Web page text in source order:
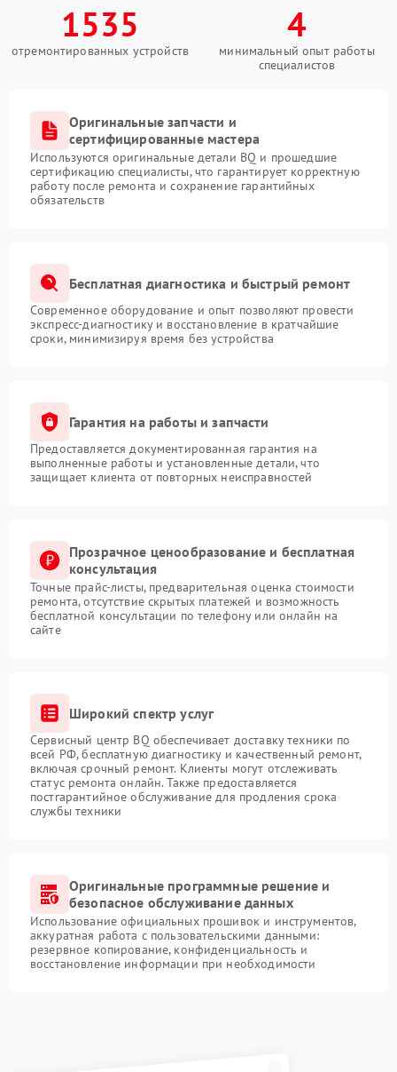
1535
отремонтированных устройств
4
минимальный опыт работы
специалистов
Оригинальные запчасти и
сертифицированные мастера
Используются оригинальные детали BQ и прошедшие
сертификацию специалисты, что гарантирует корректную
работу после ремонта и сохранение гарантийных
обязательств
Бесплатная диагностика и быстрый ремонт
Современное оборудование и опыт позволяют провести
экспресс-диагностику и восстановление в кратчайшие
сроки, минимизируя время без устройства
Гарантия на работы и запчасти
Предоставляется документированная гарантия на
выполненные работы и установленные детали, что
защищает клиента от повторных неисправностей
Прозрачное ценообразование и бесплатная
консультация
Точные прайс-листы, предварительная оценка стоимости
ремонта, отсутствие скрытых платежей и возможность
бесплатной консультации по телефону или онлайн на
сайте
Широкий спектр услуг
Сервисный центр BQ обеспечивает доставку техники по
всей РФ, бесплатную диагностику и качественный ремонт,
включая срочный ремонт. Клиенты могут отслеживать
статус ремонта онлайн. Также предоставляется
постгарантийное обслуживание для продления срока
службы техники
Оригинальные программные решение и
безопасное обслуживание данных
Использование официальных прошивок и инструментов,
аккуратная работа с пользовательскими данными:
резервное копирование, конфиденциальность и
восстановление информации при необходимости